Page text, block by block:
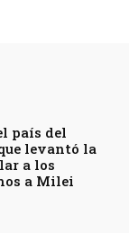
país del
levantó la
a los
a Milei